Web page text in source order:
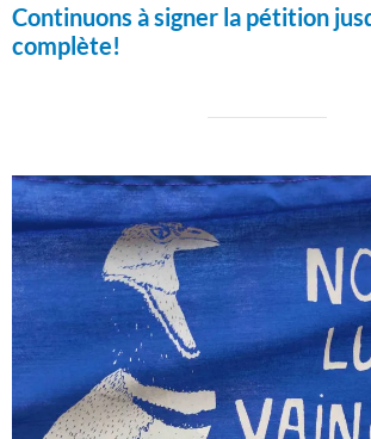
Continuons à signer la pétition
complète!